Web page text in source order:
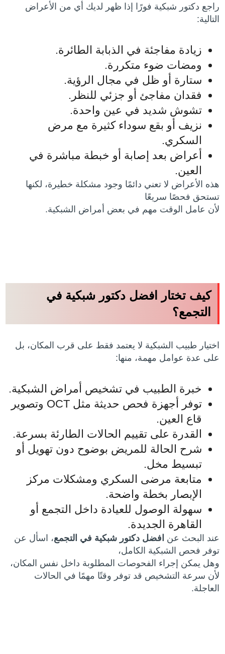
راجع دكتور شبكية فورًا إذا ظهر لديك أي من الأعراض
التالية:
زيادة مفاجئة في الذبابة الطائرة.
ومضات ضوء متكررة.
ستارة أو ظل في مجال الرؤية.
فقدان مفاجئ أو جزئي للنظر.
تشوش شديد في عين واحدة.
نزيف أو بقع سوداء كثيرة مع مرض
السكري.
أعراض بعد إصابة أو خبطة مباشرة في
العين.
هذه الأعراض لا تعني دائمًا وجود مشكلة خطيرة، لكنها
تستحق فحصًا سريعًا
لأن عامل الوقت مهم في بعض أمراض الشبكية.
كيف تختار افضل دكتور شبكية في
التجمع؟
اختيار طبيب الشبكية لا يعتمد فقط على قرب المكان، بل
على عدة عوامل مهمة، منها:
خبرة الطبيب في تشخيص أمراض الشبكية.
توفر أجهزة فحص حديثة مثل OCT وتصوير
قاع العين.
القدرة على تقييم الحالات الطارئة بسرعة.
شرح الحالة للمريض بوضوح دون تهويل أو
تبسيط مخل.
متابعة مرضى السكري ومشكلات مركز
الإبصار بخطة واضحة.
سهولة الوصول للعيادة داخل التجمع أو
القاهرة الجديدة.
عند البحث عن افضل دكتور شبكية في التجمع، اسأل عن
توفر فحص الشبكية الكامل،
وهل يمكن إجراء الفحوصات المطلوبة داخل نفس المكان،
لأن سرعة التشخيص قد توفر وقتًا مهمًا في الحالات
العاجلة.